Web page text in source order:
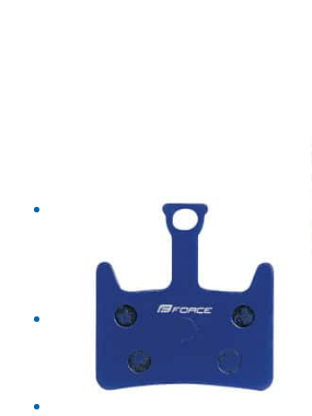
Тротинети
Делови за Тротинет
Опрема за тротинет
Внатрешни гуми
Гуми за тротинет